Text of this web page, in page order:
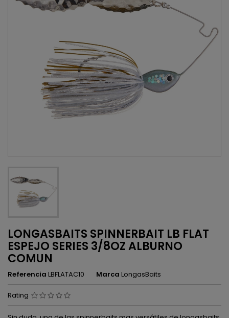
LONGASBAITS SPINNERBAIT LB FLAT
ESPEJO SERIES 3/8OZ ALBURNO
COMUN
Referencia LBFLATAC10 Marca LongasBaits
Rating